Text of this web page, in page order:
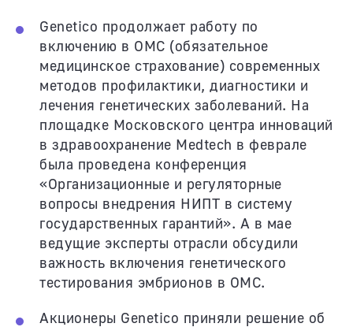
Genetico продолжает работу по
включению в ОМС (обязательное
медицинское страхование) современных
методов профилактики, диагностики и
лечения генетических заболеваний. На
площадке Московского центра инноваций
в здравоохранение Medtech в феврале
была проведена конференция
«Организационные и регуляторные
вопросы внедрения НИПТ в систему
государственных гарантий». А в мае
ведущие эксперты отрасли обсудили
важность включения генетического
тестирования эмбрионов в ОМС.
Акционеры Genetico приняли решение об